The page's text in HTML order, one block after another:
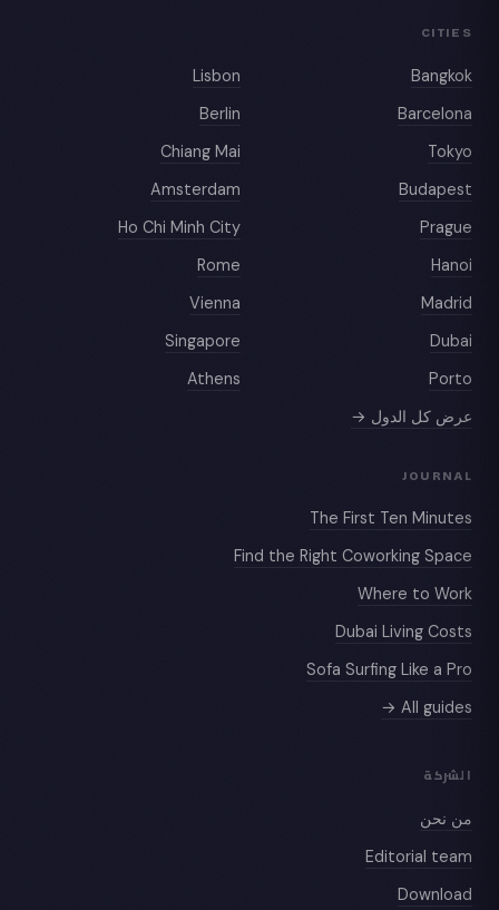
CITIES
Bangkok
Lisbon
Barcelona
Berlin
Tokyo
Chiang Mai
Budapest
Amsterdam
Prague
Ho Chi Minh City
Hanoi
Rome
Madrid
Vienna
Dubai
Singapore
Porto
Athens
عرض كل الدول →
JOURNAL
The First Ten Minutes
Find the Right Coworking Space
Where to Work
Dubai Living Costs
Sofa Surfing Like a Pro
All guides →
الشركة
من نحن
Editorial team
Download